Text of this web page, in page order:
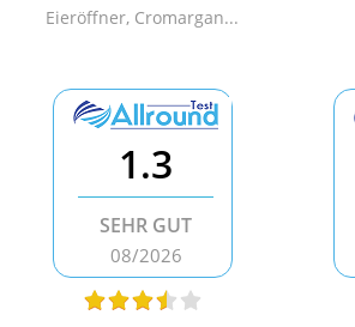
Eieröffner, Cromargan...
1.3
SEHR GUT
08/2026